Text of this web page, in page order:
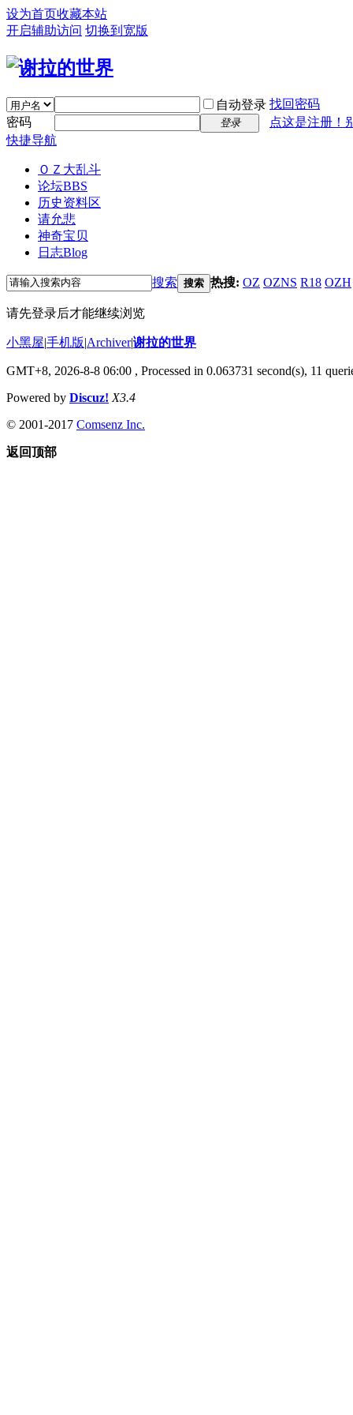
设为首页收藏本站
开启辅助访问 切换到宽版
自动登录 找回密码
密码
登录
点这是注册！
快捷导航
ＯＺ大乱斗
论坛BBS
历史资料区
请允悲
神奇宝贝
日志Blog
搜索 搜索 热搜: OZ OZNS R18 OZH
请先登录后才能继续浏览
小黑屋|手机版|Archiver|谢拉的世界
GMT+8, 2026-8-8 06:00 , Processed in 0.063731 second(s), 11
Powered by Discuz! X3.4
© 2001-2017 Comsenz Inc.
返回顶部